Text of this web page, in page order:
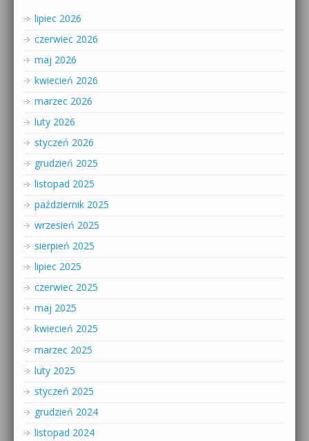
lipiec 2026
czerwiec 2026
maj 2026
kwiecień 2026
marzec 2026
luty 2026
styczeń 2026
grudzień 2025
listopad 2025
październik 2025
wrzesień 2025
sierpień 2025
lipiec 2025
czerwiec 2025
maj 2025
kwiecień 2025
marzec 2025
luty 2025
styczeń 2025
grudzień 2024
listopad 2024